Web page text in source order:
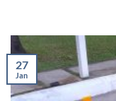
27
Jan